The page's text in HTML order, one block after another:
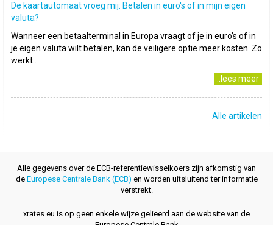
De kaartautomaat vroeg mij: Betalen in euro's of in mijn eigen
valuta?
Wanneer een betaalterminal in Europa vraagt of je in euro’s of in
je eigen valuta wilt betalen, kan de veiligere optie meer kosten. Zo
werkt..
..lees meer
Alle artikelen
Alle gegevens over de ECB-referentiewisselkoers zijn afkomstig van
de Europese Centrale Bank (ECB) en worden uitsluitend ter informatie
verstrekt.
xrates.eu is op geen enkele wijze gelieerd aan de website van de